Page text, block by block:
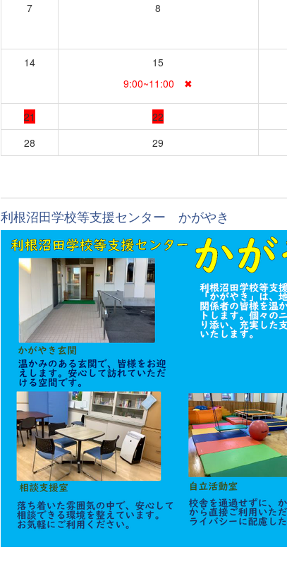
7 8
14
15
9:00~11:00 ✖
21 22
28
29
利根沼田学校等支援センター かがやき